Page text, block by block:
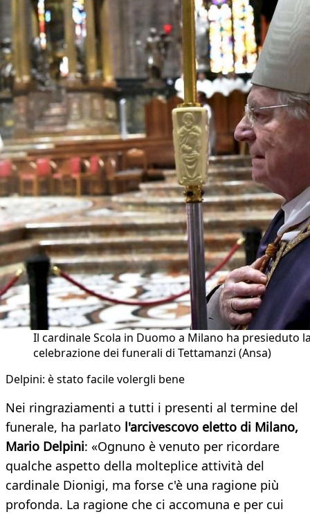
Il cardinale Scola in Duomo a Milano ha presieduto
celebrazione dei funerali di Tettamanzi (Ansa)
Delpini: è stato facile volergli bene
Nei ringraziamenti a tutti i presenti al termine del
funerale, ha parlato l'arcivescovo eletto di Milano,
Mario Delpini: «Ognuno è venuto per ricordare
qualche aspetto della molteplice attività del
cardinale Dionigi, ma forse c'è una ragione più
profonda. La ragione che ci accomuna e per cui